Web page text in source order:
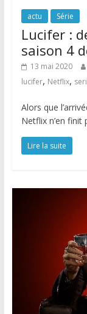
actu Série
Lucifer :
saison 4
13 mai 2020
lucifer, Netflix,
Alors que
Netflix n’en finit
Lire la suite